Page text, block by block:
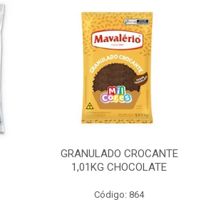
GRANULADO CROCANTE
1,01KG CHOCOLATE
Código: 864